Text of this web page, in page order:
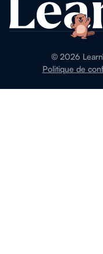
© 2026
Politique de